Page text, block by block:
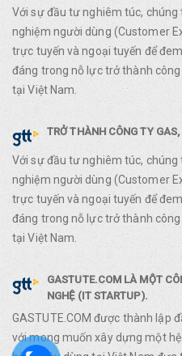
Với sự đầu tư nghiêm túc,
nghiệm người dùng (Customer
trực tuyến và ngoại tuyến để
đáng trong nỗ lực trở thành công
tại Việt Nam.
TRỞ THÀNH CÔNG TY
Với sự đầu tư nghiêm túc,
nghiệm người dùng (Customer
trực tuyến và ngoại tuyến để
đáng trong nỗ lực trở thành công
tại Việt Nam.
GASTUTE.COM LÀ MỘT
NGHỆ (IT STARTUP).
GASTUTE.COM được thành lập
với mong muốn xây dựng một hệ